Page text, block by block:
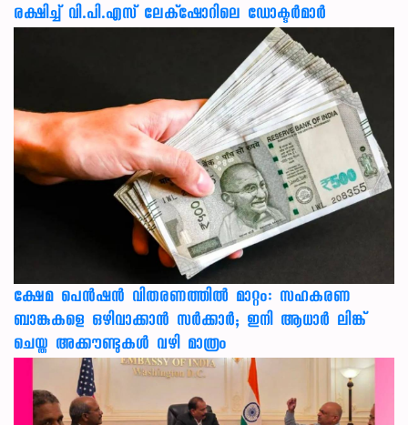
രക്ഷ‍ിച്ച് വി.പി.എസ് ലേക്‌ഷോറിലെ ഡോക്ടർമാർ
ക്ഷേമ പെൻഷൻ വിതരണത്തിൽ മാറ്റം: സഹകരണ
ബാങ്കുകളെ ഒഴിവാക്കാൻ സർക്കാർ; ഇനി ആധാർ ലിങ്ക്
ചെയ്ത അക്കൗണ്ടുകൾ വഴി മാത്രം